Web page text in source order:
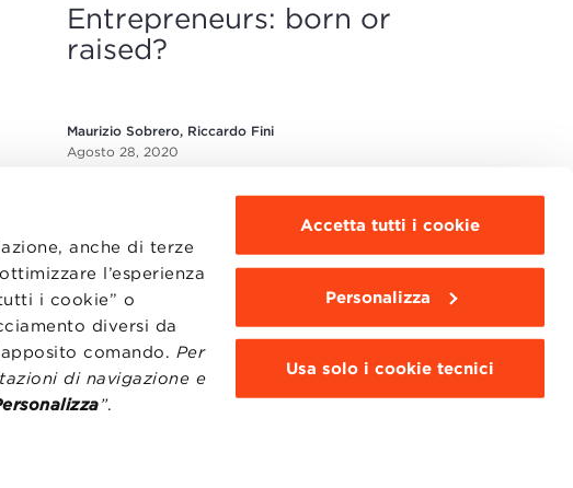
anche di terze
l’esperienza
i cookie” o
diversi da
comando. Per
di navigazione e
”.
Accetta tutti i cookie
Personalizza
Usa solo i cookie tecnici
Entrepreneurs: born or
raised?
Maurizio Sobrero, Riccardo Fini
Agosto 28, 2020
MOODLE
WEBMAIL
BBS COMMUNITY PORTAL
PRESS